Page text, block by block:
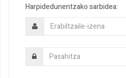
Harpidedunentzako sarbidea: